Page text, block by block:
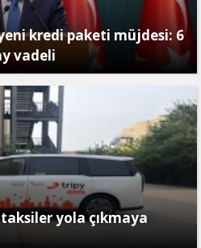
kredi paketi müjdesi: 6
vadeli
yola çıkmaya